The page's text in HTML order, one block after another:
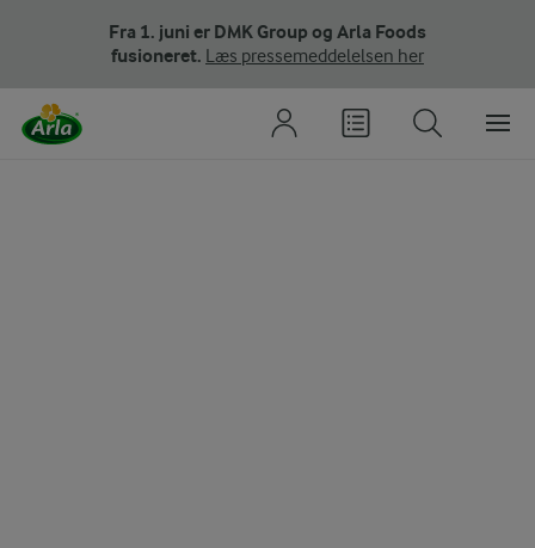
Fra 1. juni er DMK Group og Arla Foods
fusioneret. Læs pressemeddelelsen her